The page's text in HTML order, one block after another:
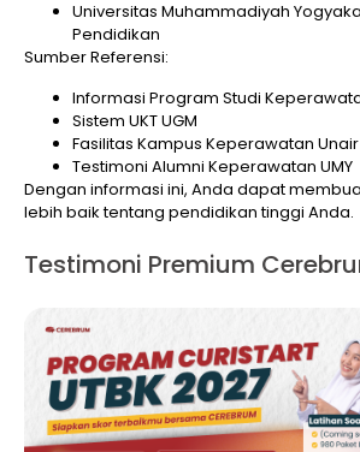
Universitas Muhammadiyah
Pendidikan
Sumber Referensi:
Informasi Program Studi
Sistem UKT UGM
Fasilitas Kampus Keperawatan Unair
Testimoni Alumni Keperawatan UMY
Dengan informasi ini, Anda dapat
lebih baik tentang pendidikan tinggi Anda.
Testimoni Premium